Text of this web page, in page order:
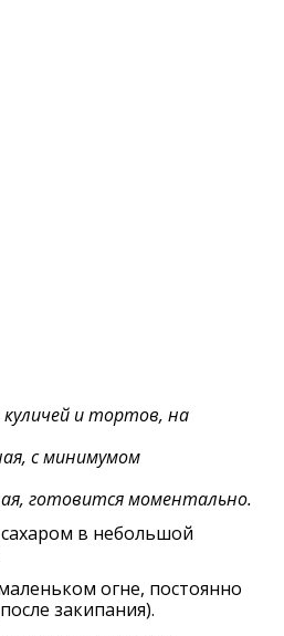
куличей и тортов, на
с минимумом
готовится моментально.
в небольшой
огне, постоянно
закипания).